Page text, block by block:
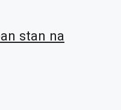
stan na